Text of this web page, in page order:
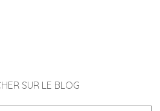
SUR LE BLOG